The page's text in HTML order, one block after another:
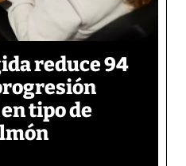
reduce 94
tipo de